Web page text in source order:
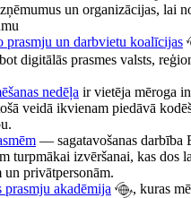
un organizācijas, lai
prasmju un darbvietu koalīcijas
digitālās prasmes valsts,
nedēļa ir vietēja mēroga
veidā ikvienam piedāvā
— sagatavošanas darbība
turpmākai izvēršanai, kas dos
un privātpersonām.
akadēmija
, kuras